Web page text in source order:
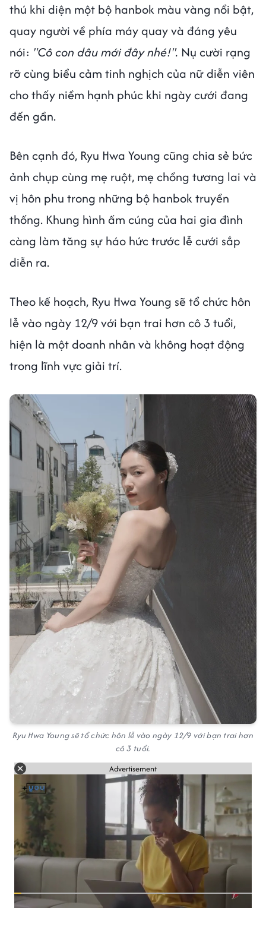
thú khi diện một bộ hanbok màu vàng nổi bật,
quay người về phía máy quay và đáng yêu
nói: "Cô con dâu mới đây nhé!". Nụ cười rạng
rỡ cùng biểu cảm tinh nghịch của nữ diễn viên
cho thấy niềm hạnh phúc khi ngày cưới đang
đến gần.
Bên cạnh đó, Ryu Hwa Young cũng chia sẻ bức
ảnh chụp cùng mẹ ruột, mẹ chồng tương lai và
vị hôn phu trong những bộ hanbok truyền
thống. Khung hình ấm cúng của hai gia đình
càng làm tăng sự háo hức trước lễ cưới sắp
diễn ra.
Theo kế hoạch, Ryu Hwa Young sẽ tổ chức hôn
lễ vào ngày 12/9 với bạn trai hơn cô 3 tuổi,
hiện là một doanh nhân và không hoạt động
trong lĩnh vực giải trí.
Ryu Hwa Young sẽ tổ chức hôn lễ vào ngày 12/9 với bạn trai hơn
cô 3 tuổi.
Advertisement